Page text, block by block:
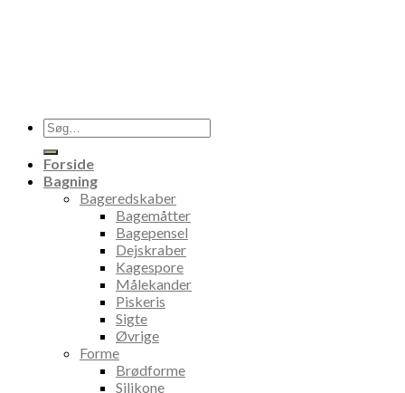
Søg
efter:
Forside
Bagning
Bageredskaber
Bagemåtter
Bagepensel
Dejskraber
Kagespore
Målekander
Piskeris
Sigte
Øvrige
Forme
Brødforme
Silikone